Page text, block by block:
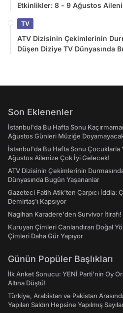
Etkinlikler: 8 - 9 Ağustos
TV
ATV Dizisinin Çekimlerinin
Düşen Diziye TV Dünyasında
Son Eklenenler
İstanbul'da Bu Hafta Sonu
Ağustos Günleri Müziğe
İstanbul'da Bu Hafta Sonu Çocuklarla
Ağustos Ailenize Çok İyi Gelecek!
ATV Dizisinin Çekimlerinin
Dünyasında Bugün Yaşananlar
Gazeteci Fatih Atik'ten Çarpıcı İddia:
Demirtaş'ı Kapsıyor
Nagihan Karadere'den Survivor
Kuruyan Çimleri Canlandıran Doğal
Çimleri Daha Gür Yapıyor
Günün Popüler Başlıkları
İlk Anket Sonucu: YENİ Parti'nin Oy
Altına Düştü!
Türkiye, Arabistan ve Pakistan
Yapılan Saldırı Hepsine Yapılmış